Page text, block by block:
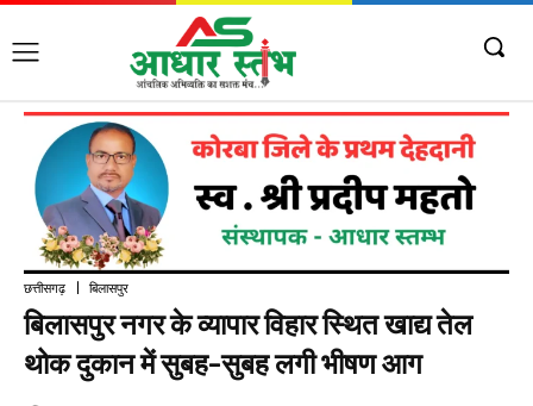
छत्तीसगढ़ बिलासपुर
बिलासपुर नगर के व्यापार विहार स्थित खाद्य तेल
थोक दुकान में सुबह-सुबह लगी भीषण आग